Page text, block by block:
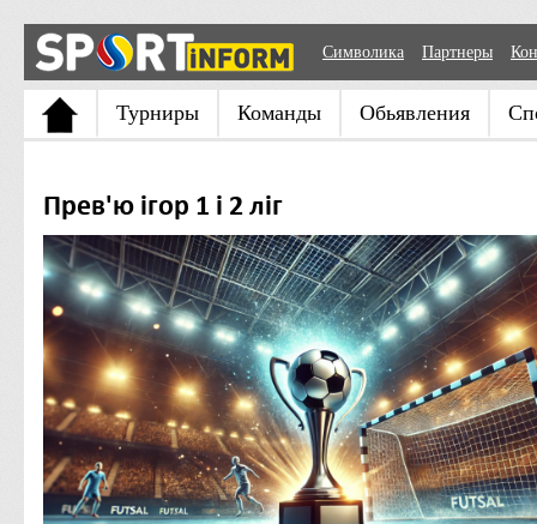
Символика Партнеры
Турниры Команды Обьявления
Прев'ю ігор 1 і 2 ліг